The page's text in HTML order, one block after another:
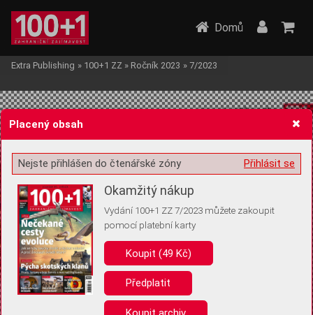
Žádost o souhlas s ukládáním volitelných informací
Pro základní fungování webu nepotřebujeme ukládat žádné informace
(tzv. cookies apod.). Rádi bychom vás ale požádali o souhlas s
uložením volitelných informací:
Anonymní unikátní ID
Domů
Extra Publishing » 100+1 ZZ » Ročník 2023 » 7/2023
Placený obsah
Přihlásit se
Nejste přihlášen do čtenářské zóny
Okamžitý nákup
Vydání 100+1 ZZ 7/2023 můžete zakoupit
pomocí platební karty
Koupit (49 Kč)
Předplatit